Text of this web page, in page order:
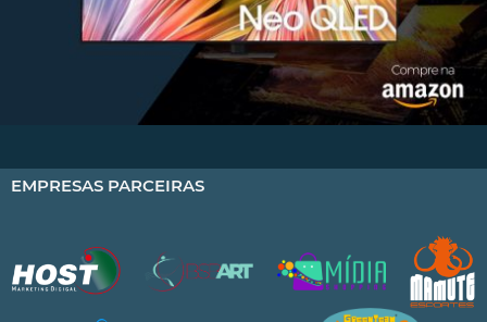
EMPRESAS PARCEIRAS